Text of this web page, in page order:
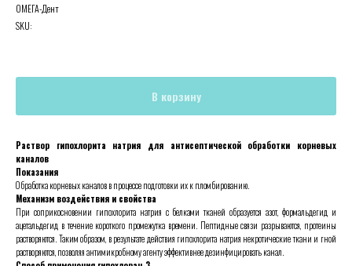
ОМЕГА-Дент
SKU:
В корзину
Раствор гипохлорита натрия для антисептической обработки корневых
каналов
Показания
Обработка корневых каналов в процессе подготовки их к пломбированию.
Механизм воздействия и свойства
При соприкосновении гипохлорита натрия с белками тканей образуется азот, формальдегид и
ацетальдегид в течение короткого промежутка времени. Пептидные связи разрываются, протеины
растворяются. Таким образом, в результате действия гипохлорита натрия некротические ткани и гной
растворяются, позволяя антимикробному агенту эффективнее дезинфицировать канал.